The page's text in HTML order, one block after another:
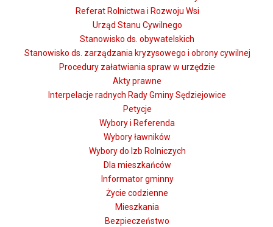
Referat Rolnictwa i Rozwoju Wsi
Urząd Stanu Cywilnego
Stanowisko ds. obywatelskich
Stanowisko ds. zarządzania kryzysowego i obrony cywilnej
Procedury załatwiania spraw w urzędzie
Akty prawne
Interpelacje radnych Rady Gminy Sędziejowice
Petycje
Wybory i Referenda
Wybory ławników
Wybory do Izb Rolniczych
Dla mieszkańców
Informator gminny
Życie codzienne
Mieszkania
Bezpieczeństwo